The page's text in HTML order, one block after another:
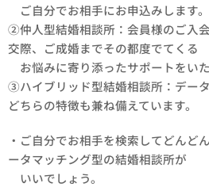
ご自分でお相手にお申込みします。
②仲人型結婚相談所：会員様のご入
交際、ご成婚までその都度でてくる
お悩みに寄り添ったサポートをいた
③ハイブリッド型結婚相談所：デー
どちらの特徴も兼ね備えています。
・ご自分でお相手を検索してどんど
ータマッチング型の結婚相談所が
いいでしょう。